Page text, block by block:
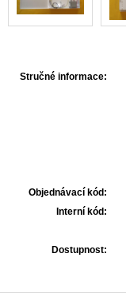
Stručné informace:
Objednávací kód:
Interní kód:
Dostupnost: